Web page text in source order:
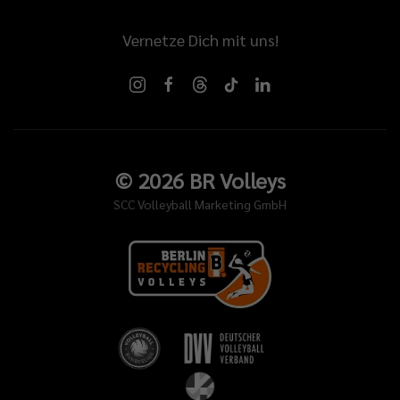
Vernetze Dich mit uns!
© 2026BR Volleys
SCC Volleyball Marketing GmbH